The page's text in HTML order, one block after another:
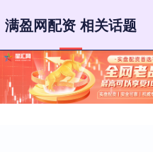
满盈网配资 相关话题